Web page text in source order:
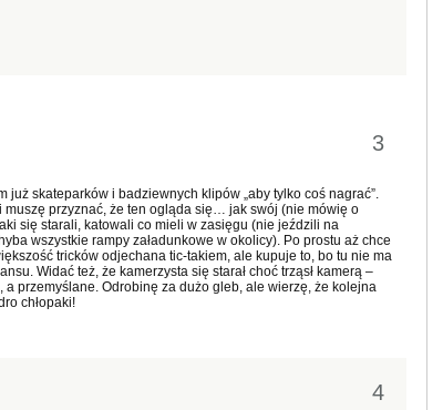
3
już skateparków i badziewnych klipów „aby tylko coś nagrać”.
muszę przyznać, że ten ogląda się… jak swój (nie mówię o
się starali, katowali co mieli w zasięgu (nie jeździli na
wszystkie rampy załadunkowe w okolicy). Po prostu aż chce
tricków odjechana tic-takiem, ale kupuje to, bo tu nie ma
Widać też, że kamerzysta się starał choć trząsł kamerą –
przemyślane. Odrobinę za dużo gleb, ale wierzę, że kolejna
chłopaki!
4